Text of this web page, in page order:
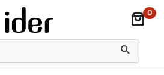
0